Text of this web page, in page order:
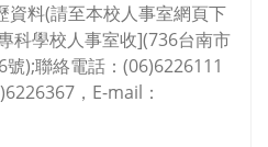
資料(請至本校人事室網頁下
科學校人事室收](736台南市
);聯絡電話：(06)6226111
，E-mail：